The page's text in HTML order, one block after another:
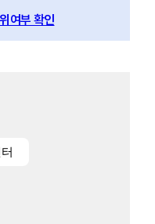
여부 확인